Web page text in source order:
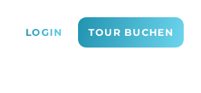
LOGIN TOUR BUCHEN